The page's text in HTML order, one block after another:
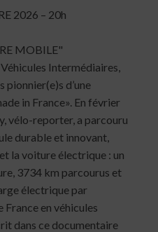
2026 – 20h
MOBILE"
Intermédiaires,
pionnier(e)s d’une
in France». En février
vélo-reporter, a parcouru
durable et innovant,
la voiture électrique : un
3734 km parcourus et
électrique par
en véhicules
dans ce documentaire